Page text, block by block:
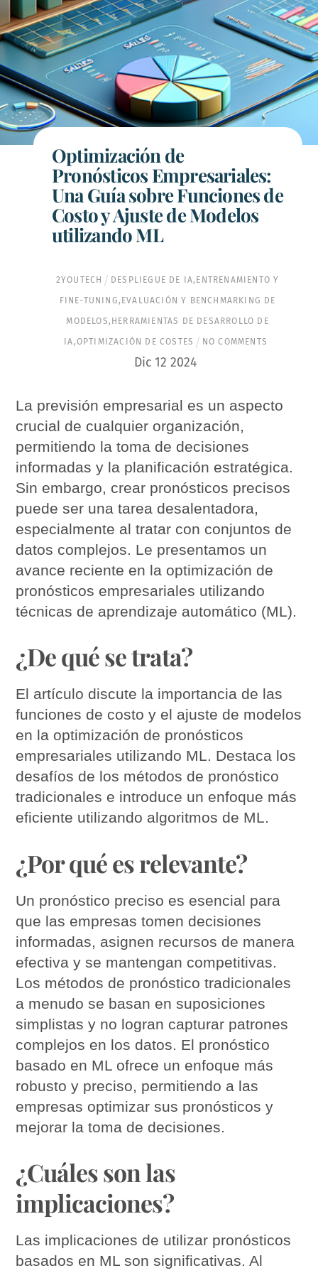
Optimización de
Pronósticos Empresariales:
Una Guía sobre Funciones de
Costo y Ajuste de Modelos
utilizando ML
2YOUTECH DESPLIEGUE DE IA, ENTRENAMIENTO Y
FINE-TUNING, EVALUACIÓN Y BENCHMARKING DE
MODELOS, HERRAMIENTAS DE DESARROLLO DE
IA,OPTIMIZACIÓN DE COSTES NO COMMENTS
Dic 12 2024
La previsión empresarial es un aspecto
crucial de cualquier organización,
permitiendo la toma de decisiones
informadas y la planificación estratégica.
Sin embargo, crear pronósticos precisos
puede ser una tarea desalentadora,
especialmente al tratar con conjuntos de
datos complejos. Le presentamos un
avance reciente en la optimización de
pronósticos empresariales utilizando
técnicas de aprendizaje automático (ML).
¿De qué se trata?
El artículo discute la importancia de las
funciones de costo y el ajuste de modelos
en la optimización de pronósticos
empresariales utilizando ML. Destaca los
desafíos de los métodos de pronóstico
tradicionales e introduce un enfoque más
eficiente utilizando algoritmos de ML.
¿Por qué es relevante?
Un pronóstico preciso es esencial para
que las empresas tomen decisiones
informadas, asignen recursos de manera
efectiva y se mantengan competitivas.
Los métodos de pronóstico tradicionales
a menudo se basan en suposiciones
simplistas y no logran capturar patrones
complejos en los datos. El pronóstico
basado en ML ofrece un enfoque más
robusto y preciso, permitiendo a las
empresas optimizar sus pronósticos y
mejorar la toma de decisiones.
¿Cuáles son las
implicaciones?
Las implicaciones de utilizar pronósticos
basados en ML son significativas. Al